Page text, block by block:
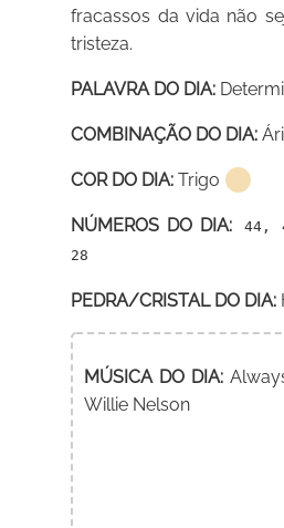
fracassos da vida não
tristeza.
PALAVRA DO DIA:
COMBINAÇÃO DO DIA:
COR DO DIA: Trigo
NÚMEROS DO DIA:44,
28
PEDRA/CRISTAL DO DIA:
MÚSICA DO DIA:
Willie Nelson